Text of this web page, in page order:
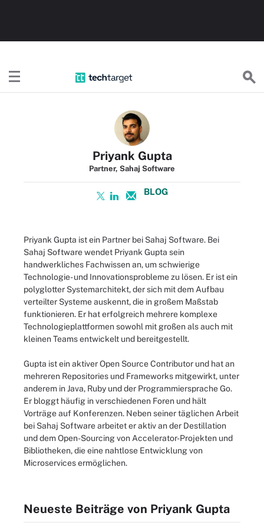
Priyank Gupta
Partner, Sahaj Software
BLOG
Priyank Gupta ist ein Partner bei Sahaj Software. Bei
Sahaj Software wendet Priyank Gupta sein
handwerkliches Fachwissen an, um schwierige
Technologie- und Innovationsprobleme zu lösen. Er ist ein
polyglotter Systemarchitekt, der sich mit dem Aufbau
verteilter Systeme auskennt, die in großem Maßstab
funktionieren. Er hat erfolgreich mehrere komplexe
Technologieplattformen sowohl mit großen als auch mit
kleinen Teams entwickelt und bereitgestellt.
Gupta ist ein aktiver Open Source Contributor und hat an
mehreren Repositories und Frameworks mitgewirkt, unter
anderem in Java, Ruby und der Programmiersprache Go.
Er bloggt häufig in verschiedenen Foren und hält
Vorträge auf Konferenzen. Neben seiner täglichen Arbeit
bei Sahaj Software arbeitet er aktiv an der Destillation
und dem Open-Sourcing von Accelerator-Projekten und
Bibliotheken, die eine nahtlose Entwicklung von
Microservices ermöglichen.
Neueste Beiträge von Priyank Gupta